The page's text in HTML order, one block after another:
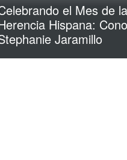
el Mes de la
Hispana:
Jaramillo